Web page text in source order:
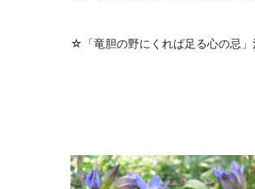
☆「竜胆の野にくれば足る心の忌」